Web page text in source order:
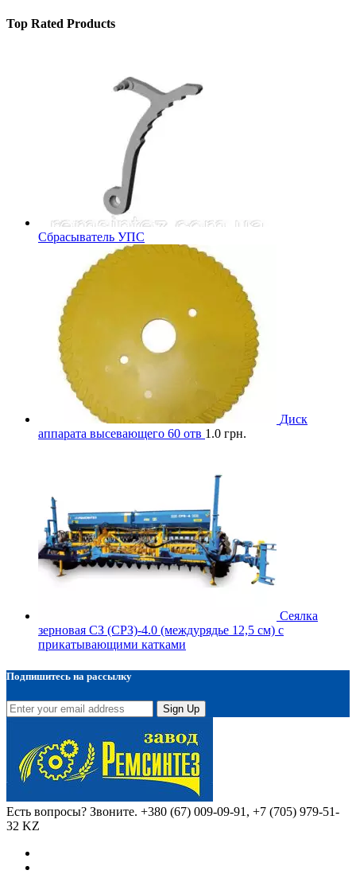
Top Rated Products
Сбрасыватель УПС
Диск
аппарата высевающего 60 отв 1.0 грн.
Сеялка
зерновая СЗ (СРЗ)-4.0 (междурядье 12,5 см) с
прикатывающими катками
Подпишитесь на рассылку
Sign Up
Есть вопросы? Звоните. +380 (67) 009-09-91, +7 (705) 979-51-
32 KZ